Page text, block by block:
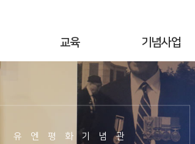
교육
연간교육
교육공지
기념사업
기념행사
UN군 참전현황
기념시설정보
유엔평화기념관